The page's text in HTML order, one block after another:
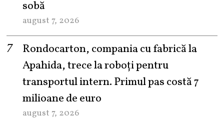
sobă
august 7, 2026
Rondocarton, compania cu fabrică la
Apahida, trece la roboți pentru
transportul intern. Primul pas costă 7
milioane de euro
august 7, 2026